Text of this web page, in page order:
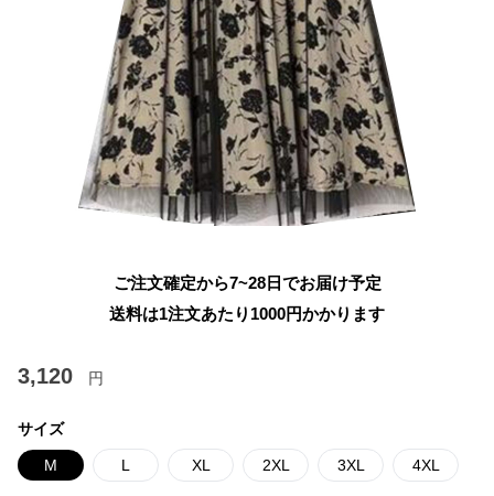
ご注文確定から7~28日でお届け予定
送料は1注文あたり 1000円かかります
3,120 円
サイズ
M L XL 2XL 3XL 4XL